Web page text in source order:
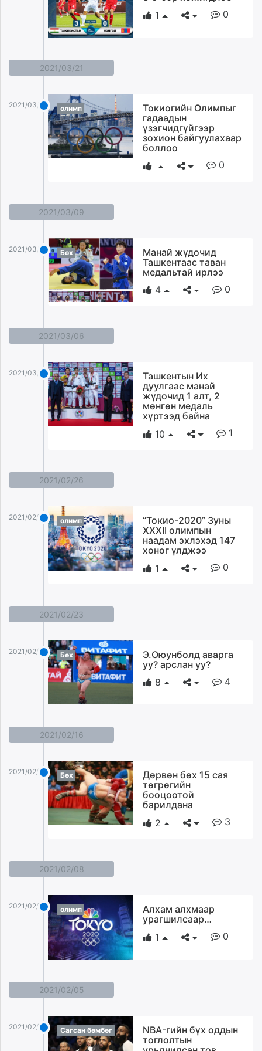
unuudur.mn
mglradio.com
itoim.mn
shuum.mn
times.mn
tvmongolia.mn
unegui.mn
paparazzi.mn
1
0
2021/03/21
2021/03/21 олимп
Токиогийн Олимпыг
гадаадын
үзэгчидгүйгээр
зохион байгуулахаар
боллоо
0
2021/03/09
2021/03/09 Бөх
Манай жүдочид
Ташкентаас таван
медальтай ирлээ
4
0
2021/03/06
2021/03/06
Ташкентын Их
дуулгаас манай
жүдочид 1 алт, 2
мөнгөн медаль
хүртээд байна
10
1
2021/02/26
2021/02/26 олимп
“Токио-2020” Зуны
ХХХII олимпын
наадам эхлэхэд 147
хоног үлджээ
1
0
2021/02/23
2021/02/23 Бөх
Э.Оюунболд аварга
уу? арслан уу?
8
4
2021/02/16
2021/02/16 Бөх
Дөрвөн бөх 15 сая
төгрөгийн
бооцоотой
барилдана
2
3
2021/02/08
2021/02/08 олимп
Алхам алхмаар
урагшилсаар…
1
0
2021/02/05
2021/02/05 Сагсан бөмбөг
NBA-гийн бүх оддын
тоглолтын